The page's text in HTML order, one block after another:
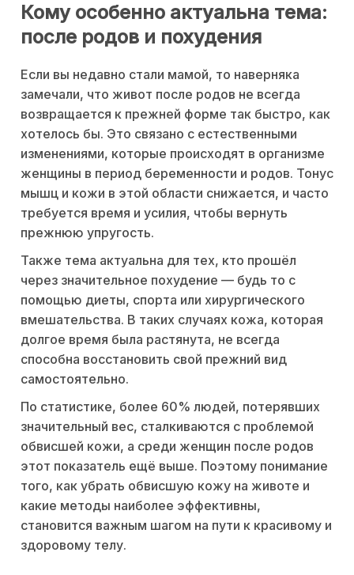
Кому особенно актуальна тема:
после родов и похудения
Если вы недавно стали мамой, то наверняка
замечали, что живот после родов не всегда
возвращается к прежней форме так быстро, как
хотелось бы. Это связано с естественными
изменениями, которые происходят в организме
женщины в период беременности и родов. Тонус
мышц и кожи в этой области снижается, и часто
требуется время и усилия, чтобы вернуть
прежнюю упругость.
Также тема актуальна для тех, кто прошёл
через значительное похудение — будь то с
помощью диеты, спорта или хирургического
вмешательства. В таких случаях кожа, которая
долгое время была растянута, не всегда
способна восстановить свой прежний вид
самостоятельно.
По статистике, более 60% людей, потерявших
значительный вес, сталкиваются с проблемой
обвисшей кожи, а среди женщин после родов
этот показатель ещё выше. Поэтому понимание
того, как убрать обвисшую кожу на животе и
какие методы наиболее эффективны,
становится важным шагом на пути к красивому и
здоровому телу.